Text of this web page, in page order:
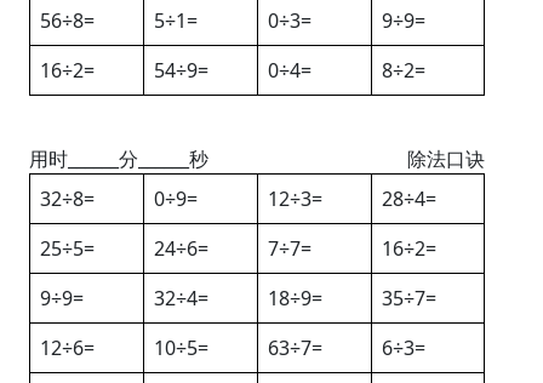
56÷8=
5÷1= 0÷3=
9÷9=
16÷2=
54÷9= 0÷4= 8÷2=
用时______分______秒
除法口诀
32÷8=
0÷9= 12÷3=
28÷4=
25÷5=
24÷6= 7÷7=
16÷2=
9÷9=
32÷4= 18÷9=
35÷7=
12÷6=
10÷5= 63÷7=
6÷3=